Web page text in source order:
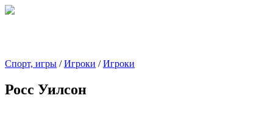
Спорт, игры /Игроки /Игроки
Росс Уилсон